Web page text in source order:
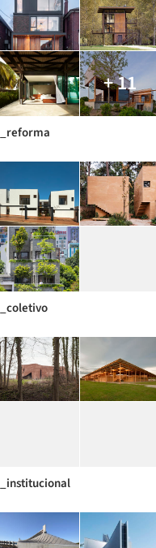
+ 11
_reforma
_coletivo
_institucional